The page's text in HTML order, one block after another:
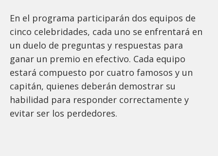
En el programa participarán dos equipos de
cinco celebridades, cada uno se enfrentará en
un duelo de preguntas y respuestas para
ganar un premio en efectivo. Cada equipo
estará compuesto por cuatro famosos y un
capitán, quienes deberán demostrar su
habilidad para responder correctamente y
evitar ser los perdedores.